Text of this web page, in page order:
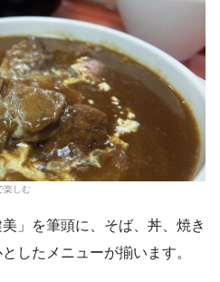
楽しむ
」を筆頭に、そば、丼、焼き
したメニューが揃います。